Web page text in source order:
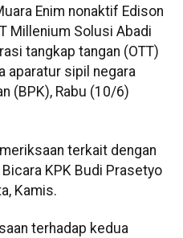
Enim nonaktif Edison
Millenium Solusi Abadi
tangkap tangan (OTT)
aparatur sipil negara
(BPK), Rabu (10/6)
terkait dengan
KPK Budi Prasetyo
Kamis.
terhadap kedua